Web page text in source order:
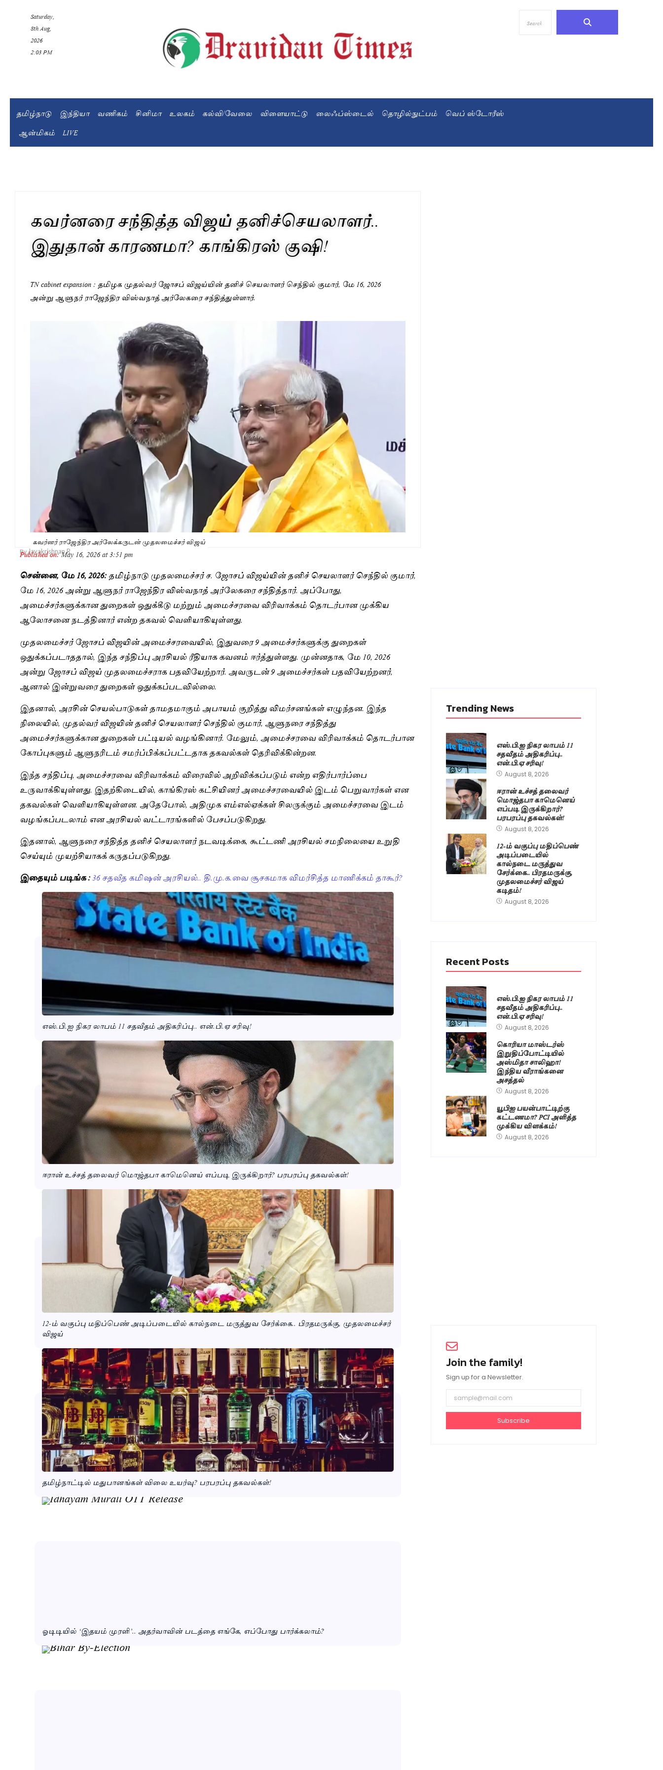
Saturday,
8th Aug,
2026
2:03 PM
தமிழ்நாடு இந்தியா வணிகம் சினிமா உலகம் கல்வி/வேலை விளையாட்டு லைஃப்ஸ்டைல் தொழில்நுட்பம்
வெப் ஸ்டோரீஸ்
ஆன்மிகம்
LIVE
கவர்னரை சந்தித்த விஜய் தனிச்செயலாளர்..
இதுதான் காரணமா? காங்கிரஸ் குஷி!
TN cabinet expansion : தமிழக முதல்வர் ஜோசப் விஜய்யின் தனிச் செயலாளர் செந்தில் குமார், மே 16, 2026
அன்று ஆளுநர் ராஜேந்திர விஸ்வநாத் அர்லேகரை சந்தித்துள்ளார்.
கவர்னர் ராஜேந்திர அர்லேக்கருடன் முதலமைச்சர் விஜய்
By Jayakrishnan R
Published on:May 16, 2026 at 3:51 pm
சென்னை, மே 16, 2026:தமிழ்நாடு முதலமைச்சர் ச. ஜோசப் விஜய்யின் தனிச் செயலாளர் செந்தில் குமார்,
மே 16, 2026 அன்று ஆளுநர் ராஜேந்திர விஸ்வநாத் அர்லேகரை சந்தித்தார். அப்போது,
அமைச்சர்களுக்கான துறைகள் ஒதுக்கீடு மற்றும் அமைச்சரவை விரிவாக்கம் தொடர்பான முக்கிய
ஆலோசனை நடத்தினார் என்ற தகவல் வெளியாகியுள்ளது.
முதலமைச்சர் ஜோசப் விஜயின் அமைச்சரவையில், இதுவரை 9 அமைச்சர்களுக்கு துறைகள்
ஒதுக்கப்படாததால், இந்த சந்திப்பு அரசியல் ரீதியாக கவனம் ஈர்த்துள்ளது. முன்னதாக, மே 10, 2026
அன்று ஜோசப் விஜய் முதலமைச்சராக பதவியேற்றார். அவருடன் 9 அமைச்சர்கள் பதவியேற்றனர்,
ஆனால் இன்றுவரை துறைகள் ஒதுக்கப்படவில்லை.
இதனால், அரசின் செயல்பாடுகள் தாமதமாகும் அபாயம் குறித்து விமர்சனங்கள் எழுந்தன. இந்த
நிலையில், முதல்வர் விஜயின் தனிச் செயலாளர் செந்தில் குமார், ஆளுநரை சந்தித்து
அமைச்சர்களுக்கான துறைகள் பட்டியல் வழங்கினார். மேலும், அமைச்சரவை விரிவாக்கம் தொடர்பான
கோப்புகளும் ஆளுநரிடம் சமர்ப்பிக்கப்பட்டதாக தகவல்கள் தெரிவிக்கின்றன.
இந்த சந்திப்பு, அமைச்சரவை விரிவாக்கம் விரைவில் அறிவிக்கப்படும் என்ற எதிர்பார்ப்பை
உருவாக்கியுள்ளது. இதற்கிடையில், காங்கிரஸ் கட்சியினர் அமைச்சரவையில் இடம் பெறுவார்கள் என
தகவல்கள் வெளியாகியுள்ளன. அதேபோல், அதிமுக எம்எல்ஏக்கள் சிலருக்கும் அமைச்சரவை இடம்
வழங்கப்படலாம் என அரசியல் வட்டாரங்களில் பேசப்படுகிறது.
இதனால், ஆளுநரை சந்தித்த தனிச் செயலாளர் நடவடிக்கை, கூட்டணி அரசியல் சமநிலையை உறுதி
செய்யும் முயற்சியாகக் கருதப்படுகிறது.
இதையும் படிங்க :36 சதவீத கமிஷன் அரசியல்.. தி.மு.க.வை சூசகமாக விமர்சித்த மாணிக்கம் தாகூர்?
எஸ்.பி.ஐ நிகர லாபம் 11 சதவீதம் அதிகரிப்பு.. என்.பி.ஏ சரிவு!
ஈரான் உச்சத் தலைவர் மொஜ்தபா காமெனெய் எப்படி இருக்கிறார்? பரபரப்பு தகவல்கள்!
12-ம் வகுப்பு மதிப்பெண் அடிப்படையில் கால்நடை மருத்துவ சேர்க்கை.. பிரதமருக்கு, முதலமைச்சர்
விஜய்
தமிழ்நாட்டில் மதுபானங்கள் விலை உயர்வு? பரபரப்பு தகவல்கள்!
ஓடிடியில் ‘இதயம் முரளி’.. அதர்வாவின் படத்தை எங்கே, எப்போது பார்க்கலாம்?
Trending News
எஸ்.பி.ஐ நிகர லாபம் 11
சதவீதம் அதிகரிப்பு..
என்.பி.ஏ சரிவு!
August 8, 2026
ஈரான் உச்சத் தலைவர்
மொஜ்தபா காமெனெய்
எப்படி இருக்கிறார்?
பரபரப்பு தகவல்கள்!
August 8, 2026
12-ம் வகுப்பு மதிப்பெண்
அடிப்படையில்
கால்நடை மருத்துவ
சேர்க்கை.. பிரதமருக்கு,
முதலமைச்சர் விஜய்
கடிதம்!
August 8, 2026
Recent Posts
எஸ்.பி.ஐ நிகர லாபம் 11
சதவீதம் அதிகரிப்பு..
என்.பி.ஏ சரிவு!
August 8, 2026
கொரியா மாஸ்டர்ஸ்
இறுதிப்போட்டியில்
அஸ்மிதா சாலிஹா!
இந்திய வீராங்கனை
அசத்தல்
August 8, 2026
யூபிஐ பயன்பாட்டிற்கு
கட்டணமா? PCI அளித்த
முக்கிய விளக்கம்!
August 8, 2026
Join the family!
Sign up for a Newsletter.
Subscribe